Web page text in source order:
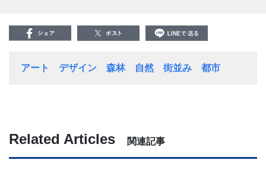
アート デザイン 森林 自然 街並み 都市
Related Articles 関連記事